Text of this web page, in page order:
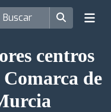
centros
de